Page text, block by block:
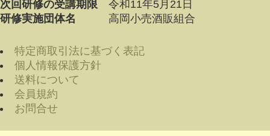
次回研修の受講期限
令和11年5月21日
研修実施団体名
高岡小売酒販組合
特定商取引法に基づく表記
個人情報保護方針
送料について
会員規約
お問合せ